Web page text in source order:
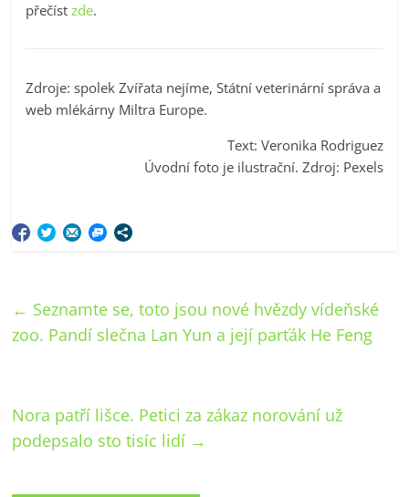
přečístzde.
Zdroje: spolek Zvířata nejíme, Státní veterinární správa a
web mlékárny Miltra Europe.
Text: Veronika Rodriguez
Úvodní foto je ilustrační. Zdroj: Pexels
← Seznamte se, toto jsou nové hvězdy vídeňské
zoo. Pandí slečna Lan Yun a její parťák He Feng
Nora patří lišce. Petici za zákaz norování už
podepsalo sto tisíc lidí →